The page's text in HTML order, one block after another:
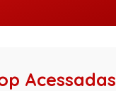
Acessadas